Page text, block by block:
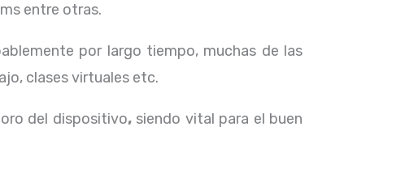
entre otras.
por largo tiempo, muchas de las
clases virtuales etc.
del dispositivo, siendo vital para el buen